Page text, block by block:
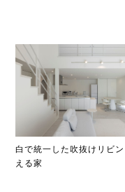
白で統一した吹抜けリビ
える家